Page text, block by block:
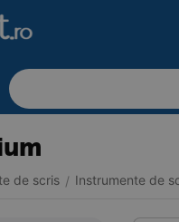
de scris / Instrumente de